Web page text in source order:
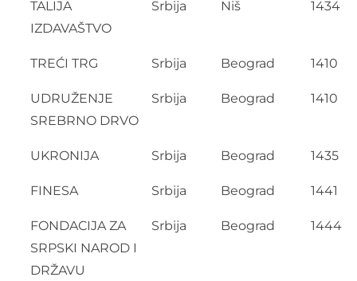
TALIJA
IZDAVAŠTVO
Srbija Niš 1434
TREĆI TRG Srbija Beograd 1410
UDRUŽENJE
SREBRNO DRVO
Srbija Beograd 1410
UKRONIJA Srbija Beograd 1435
FINESA Srbija Beograd 1441
FONDACIJA ZA
SRPSKI NAROD I
DRŽAVU
Srbija Beograd 1444